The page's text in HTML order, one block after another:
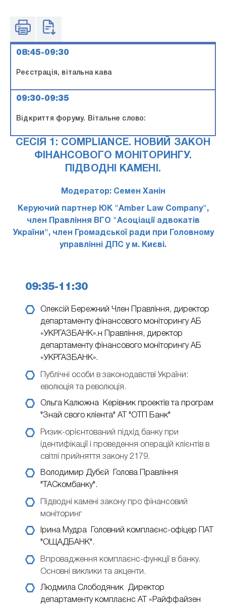
08:45-09:30
Реєстрація, вітальна кава
09:30-09:35
Відкриття форуму. Вітальне слово:
СЕСІЯ 1: COMPLIANCE. НОВИЙ ЗАКОН
ФІНАНСОВОГО МОНІТОРИНГУ.
ПІДВОДНІ КАМЕНІ.
Модератор: Семен Ханін
Керуючий партнер ЮК "Amber Law Company",
член Правління ВГО "Асоціації адвокатів
України", член Громадської ради при Головному
управлінні ДПС у м. Києві.
09:35-11:30
Олексій Бережний Член Правління, директор
департаменту фінансового моніторингу АБ
«УКРГАЗБАНК».н Правління, директор
департаменту фінансового моніторингу АБ
«УКРГАЗБАНК».
Публічні особи в законодавстві України:
еволюція та революція.
Ольга Калюжна
Керівник проектів та програм
"Знай свого кліента" АТ "ОТП Банк"
Ризик-орієнтований підхід банку при
ідентифікації і проведення операцій клієнтів в
світлі прийняття закону 2179.
Володимир Дубєй
Голова Правління
"ТАСкомбанку".
Підводні камені закону про фінансовий
моніторинг
Ірина Мудра
Головний комплаєнс-офіцер ПАТ
"ОЩАДБАНК".
Впровадження комплаєнс-функції в банку.
Основні виклики та акценти.
Людмила Слободяник
Директор
департаменту комплаєнс АТ «Райффайзен